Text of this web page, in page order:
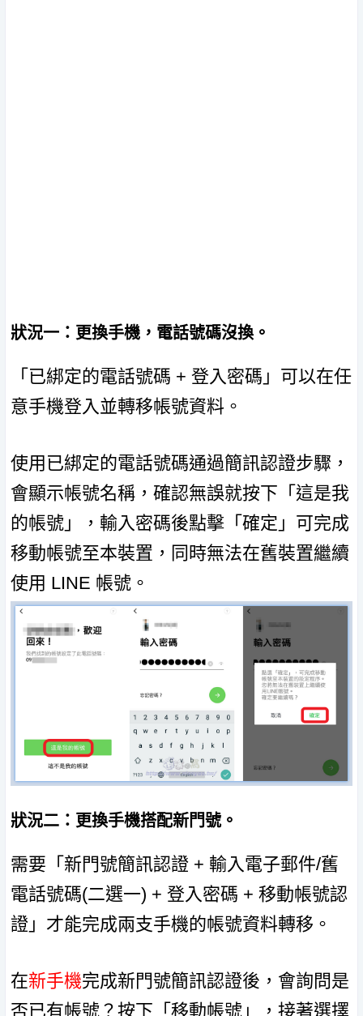
狀況一：更換手機，電話號碼沒換。
「已綁定的電話號碼 + 登入密碼」可以在任
意手機登入並轉移帳號資料。
使用已綁定的電話號碼通過簡訊認證步驟，
會顯示帳號名稱，確認無誤就按下「這是我
的帳號」，輸入密碼後點擊「確定」可完成
移動帳號至本裝置，同時無法在舊裝置繼續
使用 LINE 帳號。
狀況二：更換手機搭配新門號。
需要「新門號簡訊認證 + 輸入電子郵件/舊
電話號碼(二選一) + 登入密碼 + 移動帳號認
證」才能完成兩支手機的帳號資料轉移。
在新手機完成新門號簡訊認證後，會詢問是
否已有帳號？按下「移動帳號」，接著選擇